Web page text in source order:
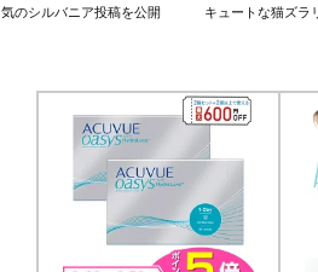
気のシルバニア投稿を公開
キュートな猫ズラ